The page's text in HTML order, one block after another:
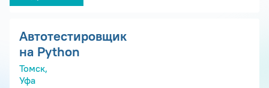
Автотестировщик
на Python
Томск,
Уфа